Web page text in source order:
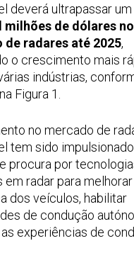
deverá ultrapassar
milhões de dólares no
de radares até 2025,
o crescimento mais
indústrias,
Figura 1.
no mercado de
tem sido
procura por
em radar para melhorar
dos veículos, habilitar
de condução
experiências de